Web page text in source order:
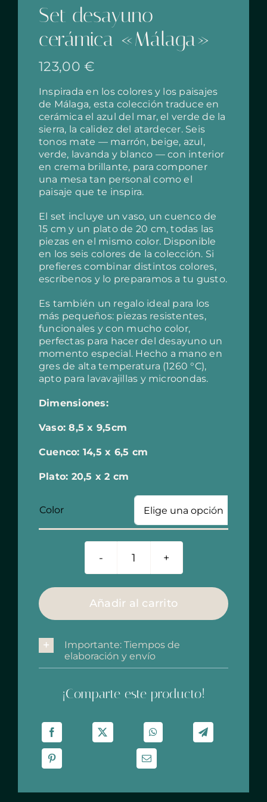
Set desayuno
cerámica «Málaga»
123,00€
Inspirada en los colores y los paisajes
de Málaga, esta colección traduce en
cerámica el azul del mar, el verde de la
sierra, la calidez del atardecer. Seis
tonos mate — marrón, beige, azul,
verde, lavanda y blanco — con interior
en crema brillante, para componer
una mesa tan personal como el
paisaje que te inspira.
El set incluye un vaso, un cuenco de
15 cm y un plato de 20 cm, todas las
piezas en el mismo color. Disponible
en los seis colores de la colección. Si
prefieres combinar distintos colores,
escríbenos y lo preparamos a tu gusto.
Es también un regalo ideal para los
más pequeños: piezas resistentes,
funcionales y con mucho color,
perfectas para hacer del desayuno un
momento especial. Hecho a mano en
gres de alta temperatura (1260 °C),
apto para lavavajillas y microondas.
Dimensiones:
Vaso: 8,5 x 9,5cm
Cuenco: 14,5 x 6,5 cm
Plato: 20,5 x 2 cm
Color 
Set
desayuno
cerámica
"Málaga"
Añadir al carrito
Importante: Tiempos de
elaboración y envío
¡Comparte este producto!